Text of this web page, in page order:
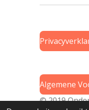
Algemene
© 2019